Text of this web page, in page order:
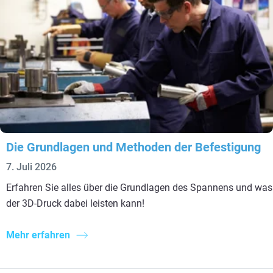
Die Grundlagen und Methoden der Befestigung
7. Juli 2026
Erfahren Sie alles über die Grundlagen des Spannens und was
der 3D-Druck dabei leisten kann!
Mehr erfahren